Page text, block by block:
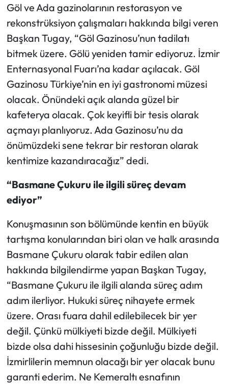
Göl ve Ada gazinolarının restorasyon ve
rekonstrüksiyon çalışmaları hakkında bilgi veren
Başkan Tugay, “Göl Gazinosu’nun tadilatı
bitmek üzere. Gölü yeniden tamir ediyoruz. İzmir
Enternasyonal Fuarı’na kadar açılacak. Göl
Gazinosu Türkiye’nin en iyi gastronomi müzesi
olacak. Önündeki açık alanda güzel bir
kafeterya olacak. Çok keyifli bir tesis olarak
açmayı planlıyoruz. Ada Gazinosu’nu da
önümüzdeki sene tekrar bir restoran olarak
kentimize kazandıracağız” dedi.
“Basmane Çukuru ile ilgili süreç devam
ediyor”
Konuşmasının son bölümünde kentin en büyük
tartışma konularından biri olan ve halk arasında
Basmane Çukuru olarak tabir edilen alan
hakkında bilgilendirme yapan Başkan Tugay,
“Basmane Çukuru ile ilgili alanda süreç adım
adım ilerliyor. Hukuki süreç nihayete ermek
üzere. Orası fuara dahil edilebilecek bir yer
değil. Çünkü mülkiyeti bizde değil. Mülkiyeti
bizde olsa dahi hissesinin çoğunluğu bizde değil.
İzmirlilerin memnun olacağı bir yer olacak bunu
garanti ederim. Ne Kemeraltı esnafının